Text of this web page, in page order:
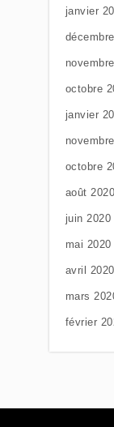
janvier
octobre
janvier
octobre
août 2020
juin 2020
mai 2020
avril 2020
mars
février